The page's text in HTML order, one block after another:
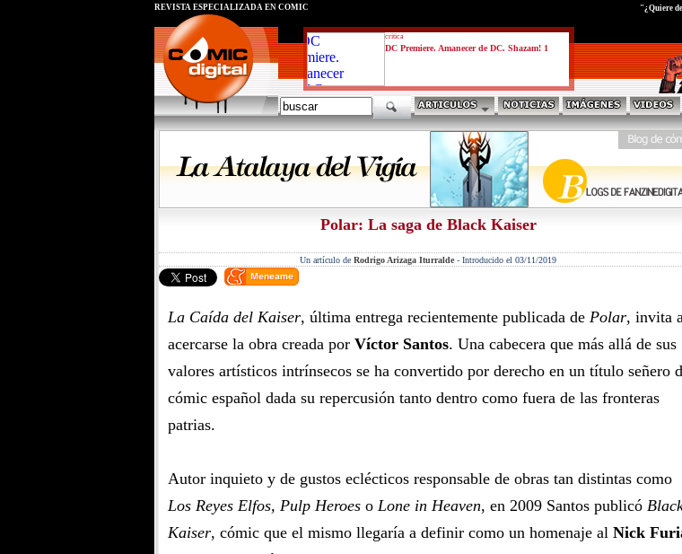
critica
DC Premiere. Amanecer de DC. Shazam! 1
REVISTA ESPECIALIZADA EN CÓMIC "¿Quiere
Polar: La saga de Black Kaiser
Un artículo de Rodrigo Arizaga Iturralde - Introducido el 03/11/2019
La Caída del Kaiser, última entrega recientemente publicada de Polar, invita
acercarse la obra creada por Víctor Santos. Una cabecera que más allá de sus
valores artísticos intrínsecos se ha convertido por derecho en un título señero
cómic español dada su repercusión tanto dentro como fuera de las fronteras
patrias.
Autor inquieto y de gustos eclécticos responsable de obras tan distintas como
Los Reyes Elfos, Pulp Heroes o Lone in Heaven, en 2009 Santos publicó
Kaiser, cómic que el mismo llegaría a definir como un homenaje al Nick